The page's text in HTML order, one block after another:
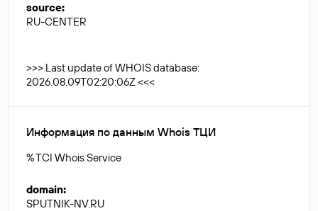
source:
RU-CENTER
>>> Last update of WHOIS database:
2026.08.09T02:20:06Z <<<
Информация по данным Whois ТЦИ
% TCI Whois Service
domain:
SPUTNIK-NV.RU